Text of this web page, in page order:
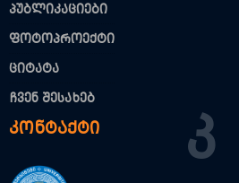
პუბლიკაციები
ფოტოპროექტი
ციტატა
ჩვენ შესახებ
კონტაქტი Კ